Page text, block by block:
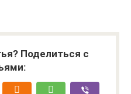
Поделиться с